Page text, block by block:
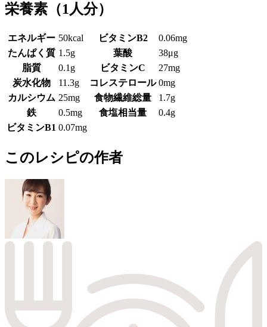
栄養素 （1人分）
エネルギー 50kcal ビタミンB2
0.06mg
たんぱく質 1.5g 葉酸
38μg
脂質
0.1g ビタミンC
27mg
炭水化物
11.3g コレステロール 0mg
カルシウム 25mg 食物繊維総量
1.7g
鉄
0.5mg 食塩相当量
0.4g
ビタミンB1 0.07mg
このレシピの作者